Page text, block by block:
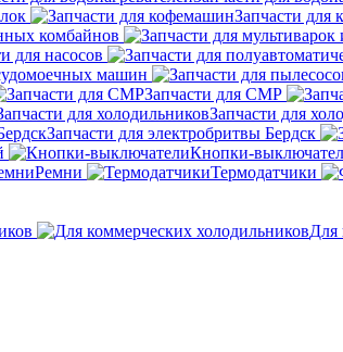
Запчасти для
комбайнов
для насосов
машин
Запчасти для СМР
Запчасти для
Запчасти для электробритвы Бердск
Кнопки-
Ремни Термодатчики
Для